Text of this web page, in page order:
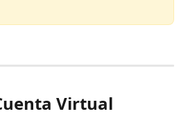
Virtual